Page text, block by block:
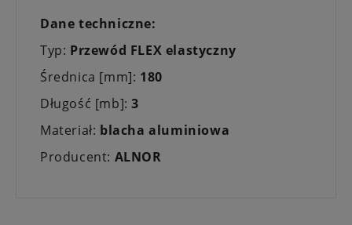
Dane techniczne:
Typ: Przewód FLEX elastyczny
Średnica [mm]: 180
Długość [mb]:3
Materiał: blacha aluminiowa
Producent: ALNOR